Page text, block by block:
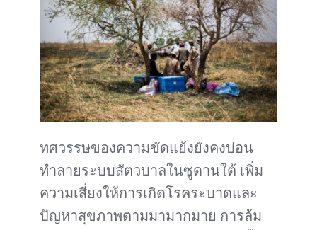
ทศวรรษของความขัดแย้งยังคงบ่อน
ทำลายระบบสัตวบาลในซูดานใต้ เพิ่ม
ความเสี่ยงให้การเกิดโรคระบาดและ
ปัญหาสุขภาพตามมามากมาย การล้ม